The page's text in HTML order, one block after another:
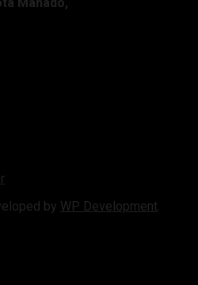
Manado,
by WP Development.